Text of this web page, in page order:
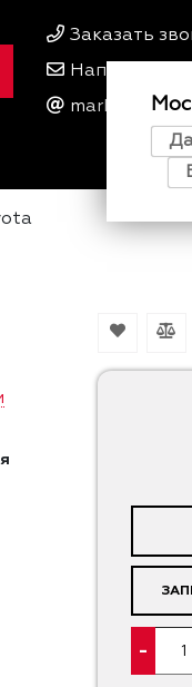
Заказать
Написать нам
-